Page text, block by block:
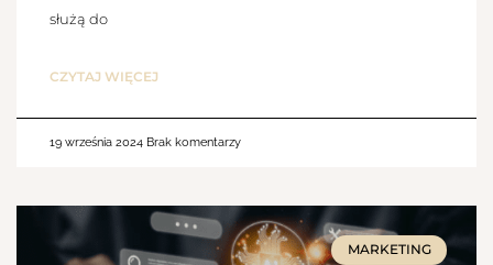
służą do
CZYTAJ WIĘCEJ
19 września 2024 Brak komentarzy
MARKETING